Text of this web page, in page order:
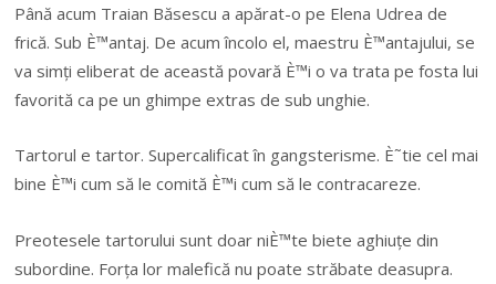
Până acum Traian Băsescu a apărat-o pe Elena Udrea de
frică. Sub È™antaj. De acum încolo el, maestru È™antajului, se
va simți eliberat de această povară È™i o va trata pe fosta lui
favorită ca pe un ghimpe extras de sub unghie.
Tartorul e tartor. Supercalificat în gangsterisme. È˜tie cel mai
bine È™i cum să le comită È™i cum să le contracareze.
Preotesele tartorului sunt doar niÈ™te biete aghiuțe din
subordine. Forța lor malefică nu poate străbate deasupra.